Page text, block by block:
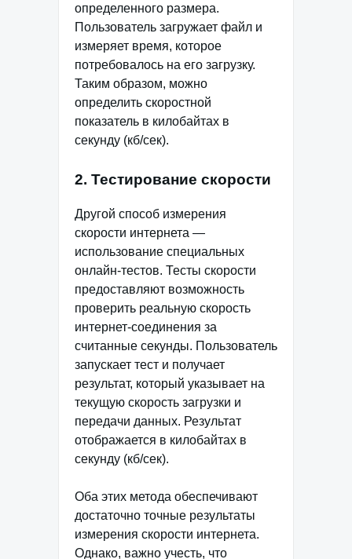
определенного размера.
Пользователь загружает файл и
измеряет время, которое
потребовалось на его загрузку.
Таким образом, можно
определить скоростной
показатель в килобайтах в
секунду (кб/сек).
2. Тестирование скорости
Другой способ измерения
скорости интернета —
использование специальных
онлайн-тестов. Тесты скорости
предоставляют возможность
проверить реальную скорость
интернет-соединения за
считанные секунды. Пользователь
запускает тест и получает
результат, который указывает на
текущую скорость загрузки и
передачи данных. Результат
отображается в килобайтах в
секунду (кб/сек).
Оба этих метода обеспечивают
достаточно точные результаты
измерения скорости интернета.
Однако, важно учесть, что